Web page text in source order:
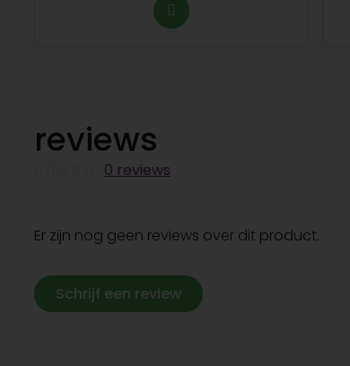
reviews
0 reviews
Er zijn nog geen reviews over dit product.
Schrijf een review